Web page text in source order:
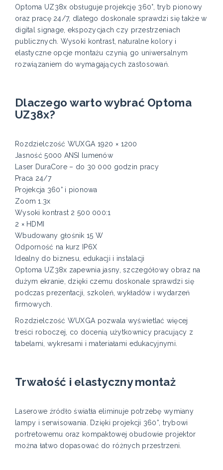
Optoma UZ38x obsługuje projekcję 360°, tryb pionowy
oraz pracę 24/7, dlatego doskonale sprawdzi się także w
digital signage, ekspozycjach czy przestrzeniach
publicznych. Wysoki kontrast, naturalne kolory i
elastyczne opcje montażu czynią go uniwersalnym
rozwiązaniem do wymagających zastosowań.
Dlaczego warto wybrać Optoma
UZ38x?
Rozdzielczość WUXGA 1920 × 1200
Jasność 5000 ANSI lumenów
Laser DuraCore – do 30 000 godzin pracy
Praca 24/7
Projekcja 360° i pionowa
Zoom 1.3x
Wysoki kontrast 2 500 000:1
2 × HDMI
Wbudowany głośnik 15 W
Odporność na kurz IP6X
Idealny do biznesu, edukacji i instalacji
Optoma UZ38x zapewnia jasny, szczegółowy obraz na
dużym ekranie, dzięki czemu doskonale sprawdzi się
podczas prezentacji, szkoleń, wykładów i wydarzeń
firmowych.
Rozdzielczość WUXGA pozwala wyświetlać więcej
treści roboczej, co docenią użytkownicy pracujący z
tabelami, wykresami i materiałami edukacyjnymi.
Trwałość i elastyczny montaż
Laserowe źródło światła eliminuje potrzebę wymiany
lampy i serwisowania. Dzięki projekcji 360°, trybowi
portretowemu oraz kompaktowej obudowie projektor
można łatwo dopasować do różnych przestrzeni.